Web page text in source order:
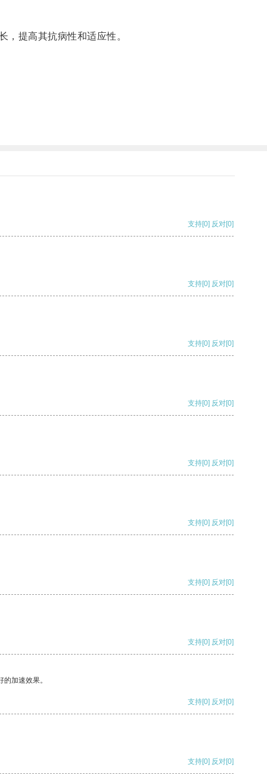
提高其抗病性和适应性。
支持[0] 反对[0]
支持[0] 反对[0]
支持[0] 反对[0]
支持[0] 反对[0]
支持[0] 反对[0]
支持[0] 反对[0]
支持[0] 反对[0]
支持[0] 反对[0]
加速效果。
支持[0] 反对[0]
支持[0] 反对[0]